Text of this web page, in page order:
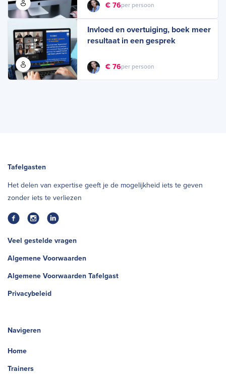
€ 76per persoon
Invloed en overtuiging, boek meer
resultaat in een gesprek
€ 76per persoon
Tafelgasten
Het delen van expertise geeft je de mogelijkheid iets te geven
zonder iets te verliezen
Veel gestelde vragen
Algemene Voorwaarden
Algemene Voorwaarden Tafelgast
Privacybeleid
Navigeren
Home
Trainers